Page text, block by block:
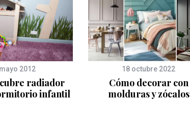
2012
radiador
infantil
18 octubre 2022
Cómo decorar con
molduras y zócalos